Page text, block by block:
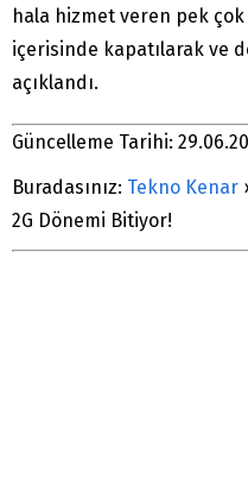
hala hizmet veren pek
içerisinde kapatılarak ve
açıklandı.
Güncelleme Tarihi:
Buradasınız: Tekno Kenar
2G Dönemi Bitiyor!